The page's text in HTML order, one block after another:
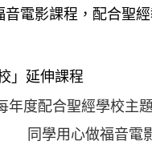
電影課程，配合聖
」延伸課程
度配合聖經學校主
同學用心做福音電